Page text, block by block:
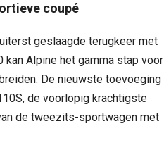
coupé
geslaagde terugkeer met
kan Alpine het gamma stap voor
De nieuwste toevoeging
de voorlopig krachtigste
de tweezits-sportwagen met